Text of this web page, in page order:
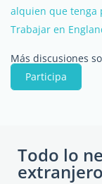
alquien que tenga
Trabajar en
Más discusiones
Participa
Todo lo
extranjero